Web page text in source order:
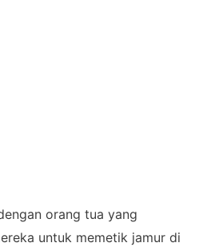
orang tua yang
untuk memetik jamur di